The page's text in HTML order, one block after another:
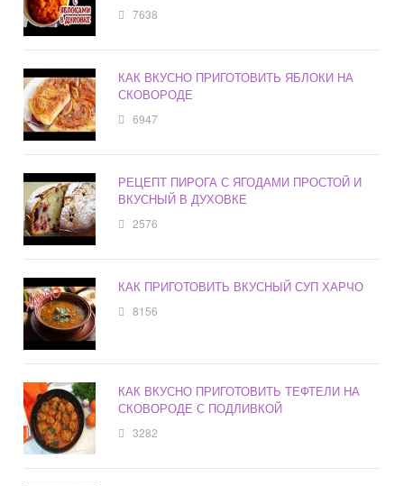
7638
КАК ВКУСНО ПРИГОТОВИТЬ ЯБЛОКИ НА
СКОВОРОДЕ
6947
РЕЦЕПТ ПИРОГА С ЯГОДАМИ ПРОСТОЙ И
ВКУСНЫЙ В ДУХОВКЕ
2576
КАК ПРИГОТОВИТЬ ВКУСНЫЙ СУП ХАРЧО
8156
КАК ВКУСНО ПРИГОТОВИТЬ ТЕФТЕЛИ НА
СКОВОРОДЕ С ПОДЛИВКОЙ
3282